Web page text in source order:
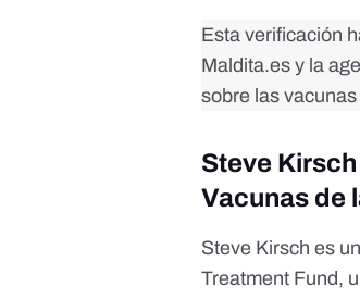
Esta verificación
Maldita.es y la
sobre las
Steve
Vacunas de
Steve Kirsch es
Treatment Fund,